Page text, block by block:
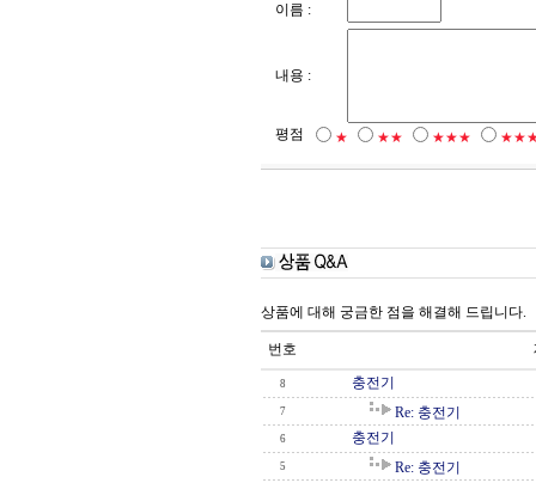
이름 :
내용 :
평점 ★ ★★ ★★★
상품에 대해 궁금한 점을 해결해 드립니다.
번호
8 충전기
7 Re: 충전기
6 충전기
5 Re: 충전기